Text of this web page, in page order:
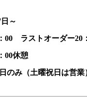
～
ラストオーダー20
休憩
土曜祝日は営業